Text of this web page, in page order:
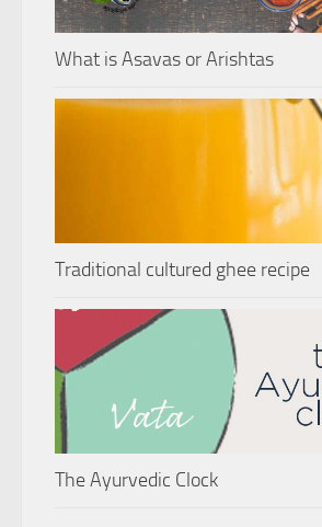
What is Asavas or Arishtas
Traditional cultured ghee recipe
The Ayurvedic Clock